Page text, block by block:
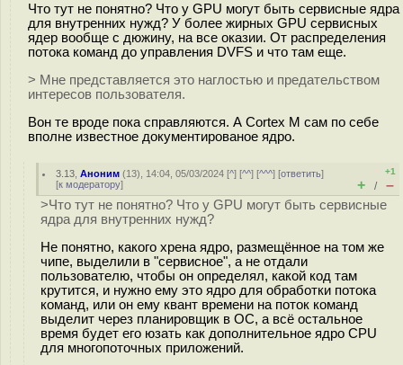
Что тут не понятно? Что у GPU могут быть сервисные ядра
для внутренних нужд? У более жирных GPU сервисных
ядер вообще с дюжину, на все оказии. От распределения
потока команд до управления DVFS и что там еще.
> Мне представляется это наглостью и предательством
интересов пользователя.
Вон те вроде пока справляются. А Cortex M сам по себе
вполне известное документированое ядро.
3.13 ,Аноним (13), 14:04, 05/03/2024 [^] [^^] [^^^] [ответить]
[к модератору]
+1
+ / –
>Что тут не понятно? Что у GPU могут быть сервисные
ядра для внутренних нужд?
Не понятно, какого хрена ядро, размещённое на том же
чипе, выделили в "сервисное", а не отдали
пользователю, чтобы он определял, какой код там
крутится, и нужно ему это ядро для обработки потока
команд, или он ему квант времени на поток команд
выделит через планировщик в ОС, а всё остальное
время будет его юзать как дополнительное ядро CPU
для многопоточных приложений.